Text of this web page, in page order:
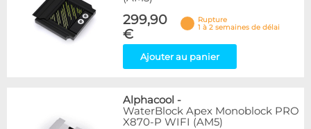
299,90
€
Rupture
1 à 2 semaines de délai
Ajouter au panier
Alphacool -
WaterBlock Apex Monoblock PRO
X870-P WIFI (AM5)